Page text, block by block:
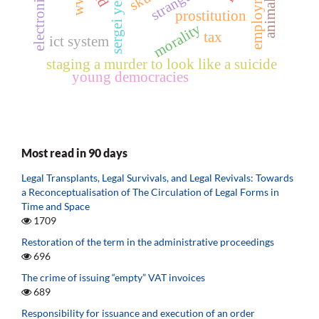
prostitution
tax
morality
staging a murder to look like a suicide
ict system
young democracies
Most read in 90 days
Legal Transplants, Legal Survivals, and Legal Revivals: Towards
a Reconceptualisation of The Circulation of Legal Forms in
Time and Space
1709
Restoration of the term in the administrative proceedings
696
The crime of issuing “empty” VAT invoices
689
Responsibility for issuance and execution of an order